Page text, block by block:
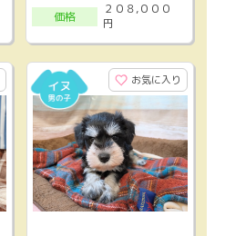
価格
２０８,０００
円
お気に入り